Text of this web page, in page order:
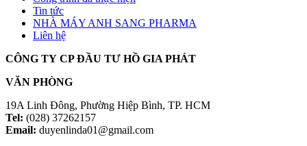
Tin tức
NHÀ MÁY ANH SANG PHARMA
Liên hệ
CÔNG TY CP ĐẦU TƯ HỒ GIA PHÁT
VĂN PHÒNG
19A Linh Đông, Phường Hiệp Bình, TP. HCM
Tel: (028) 37262157
Email: duyenlinda01@gmail.com